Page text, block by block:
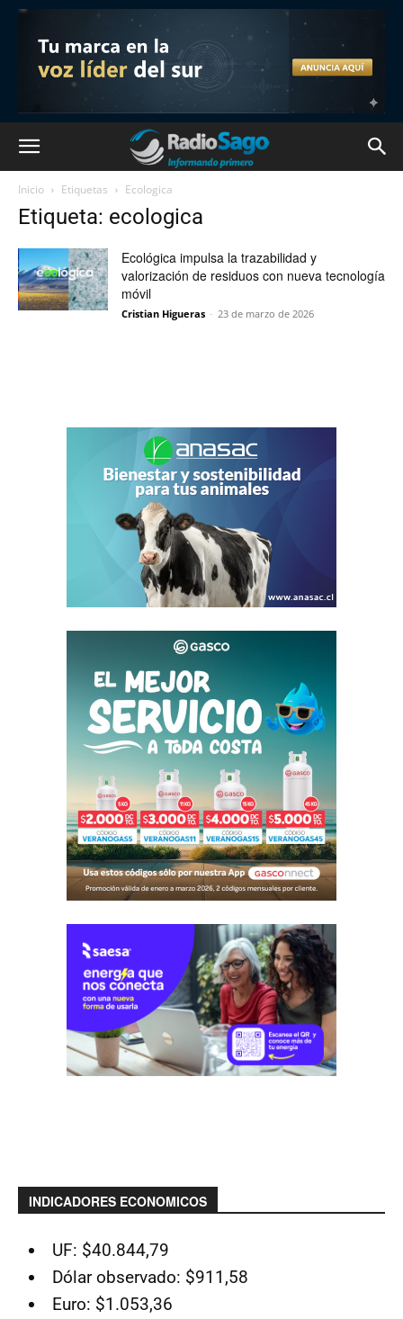
Inicio Etiquetas Ecologica
Etiqueta: ecologica
Ecológica impulsa la trazabilidad y
valorización de residuos con nueva tecnología
móvil
Cristian Higueras - 23 de marzo de 2026
INDICADORES ECONOMICOS
UF: $40.844,79
Dólar observado: $911,58
Euro: $1.053,36